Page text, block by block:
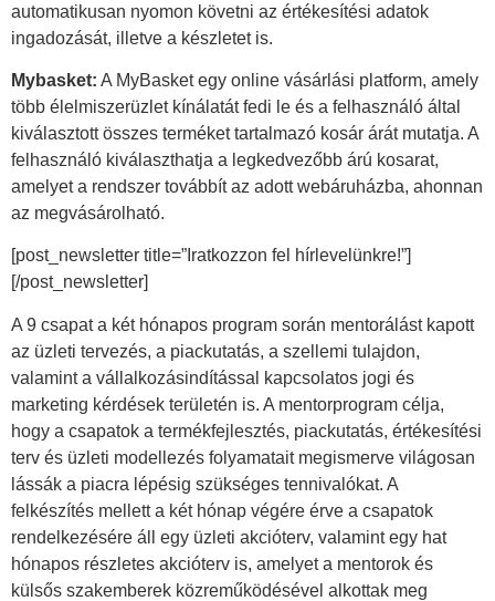
automatikusan nyomon követni az értékesítési adatok
ingadozását, illetve a készletet is.
Mybasket: A MyBasket egy online vásárlási platform, amely
több élelmiszerüzlet kínálatát fedi le és a felhasználó által
kiválasztott összes terméket tartalmazó kosár árát mutatja. A
felhasználó kiválaszthatja a legkedvezőbb árú kosarat,
amelyet a rendszer továbbít az adott webáruházba, ahonnan
az megvásárolható.
[post_newsletter title=”Iratkozzon fel hírlevelünkre!”]
[/post_newsletter]
A 9 csapat a két hónapos program során mentorálást kapott
az üzleti tervezés, a piackutatás, a szellemi tulajdon,
valamint a vállalkozásindítással kapcsolatos jogi és
marketing kérdések területén is. A mentorprogram célja,
hogy a csapatok a termékfejlesztés, piackutatás, értékesítési
terv és üzleti modellezés folyamatait megismerve világosan
lássák a piacra lépésig szükséges tennivalókat. A
felkészítés mellett a két hónap végére érve a csapatok
rendelkezésére áll egy üzleti akcióterv, valamint egy hat
hónapos részletes akcióterv is, amelyet a mentorok és
külsős szakemberek közreműködésével alkottak meg